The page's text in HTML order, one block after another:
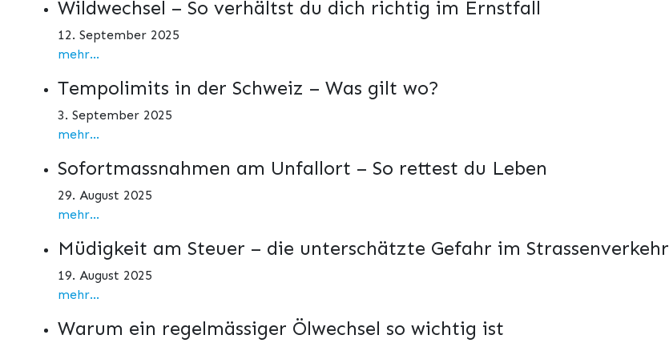
Wildwechsel – So verhältst du dich richtig im Ernstfall
12. September 2025
mehr...
Tempolimits in der Schweiz – Was gilt wo?
3. September 2025
mehr...
Sofortmassnahmen am Unfallort – So rettest du Leben
29. August 2025
mehr...
Müdigkeit am Steuer – die unterschätzte Gefahr im Strassenverkehr
19. August 2025
mehr...
Warum ein regelmässiger Ölwechsel so wichtig ist